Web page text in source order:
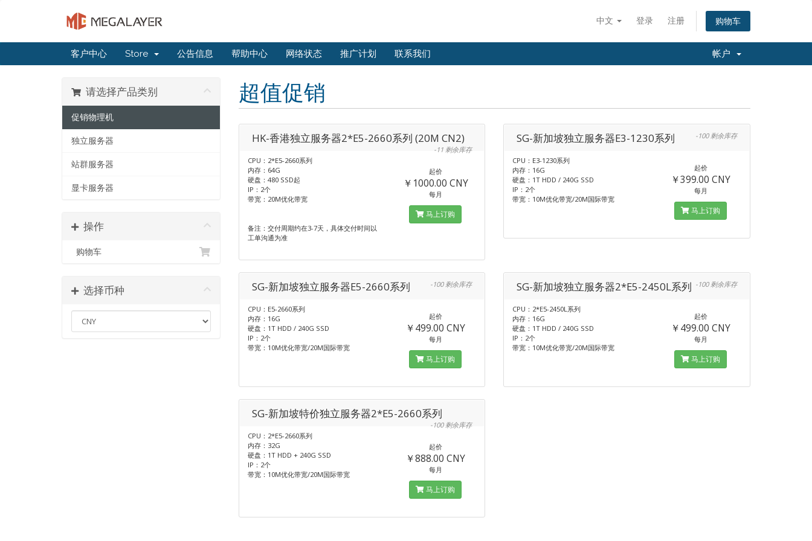
中文 登录 注册 购物车
客户中心 Store 公告信息 帮助中心 网络状态 推广计划 联系我们 帐户
超值促销
请选择产品类别
促销物理机
独立服务器
站群服务器
显卡服务器
操作
购物车
选择币种
HK-香港独立服务器2*E5-2660系列 (20M CN2)
-11 剩余库存
CPU：2*E5-2660系列
内存：64G
硬盘：480 SSD起
IP：2个
带宽：20M优化带宽
备注：交付周期约在3-7天，具体交付时间以
工单沟通为准
起价
￥1000.00 CNY
每月
马上订购
SG-新加坡独立服务器E3-1230系列 -100 剩余库存
CPU：E3-1230系列
内存：16G
硬盘：1T HDD / 240G SSD
IP：2个
带宽：10M优化带宽/20M国际带宽
起价
￥399.00 CNY
每月
马上订购
SG-新加坡独立服务器E5-2660系列 -100 剩余库存
CPU：E5-2660系列
内存：16G
硬盘：1T HDD / 240G SSD
IP：2个
带宽：10M优化带宽/20M国际带宽
起价
￥499.00 CNY
每月
马上订购
SG-新加坡独立服务器2*E5-2450L系列 -100 剩余库存
CPU：2*E5-2450L系列
内存：16G
硬盘：1T HDD / 240G SSD
IP：2个
带宽：10M优化带宽/20M国际带宽
起价
￥499.00 CNY
每月
马上订购
SG-新加坡特价独立服务器2*E5-2660系列
-100 剩余库存
CPU：2*E5-2660系列
内存：32G
硬盘：1T HDD + 240G SSD
IP：2个
带宽：10M优化带宽/20M国际带宽
起价
￥888.00 CNY
每月
马上订购